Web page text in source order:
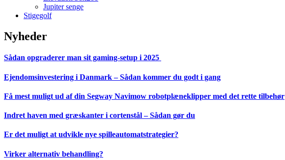
Jupiter senge
Stigegolf
Nyheder
Sådan opgraderer man sit gaming-setup i 2025
Ejendomsinvestering i Danmark – Sådan kommer du godt i gang
Få mest muligt ud af din Segway Navimow robotplæneklipper med det rette tilbehør
Indret haven med græskanter i cortenstål – Sådan gør du
Er det muligt at udvikle nye spilleautomatstrategier?
Virker alternativ behandling?